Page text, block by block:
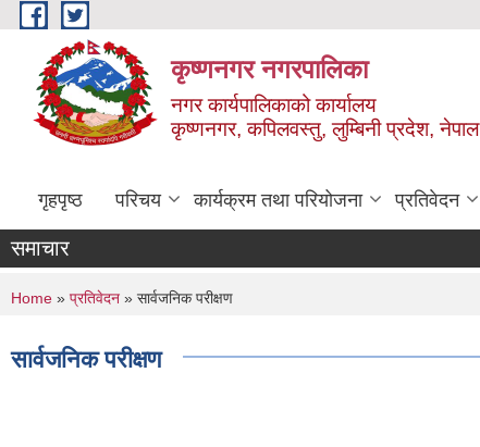
Skip to main content
कृष्णनगर नगरपालिका
नगर कार्यपालिकाको कार्यालय
कृष्णनगर, कपिलवस्तु, लुम्बिनी प्रदेश, नेपाल
गृहपृष्ठ परिचय कार्यक्रम तथा परियोजना प्रतिवेदन
समाचार
You are here
Home » प्रतिवेदन » सार्वजनिक परीक्षण
सार्वजनिक परीक्षण